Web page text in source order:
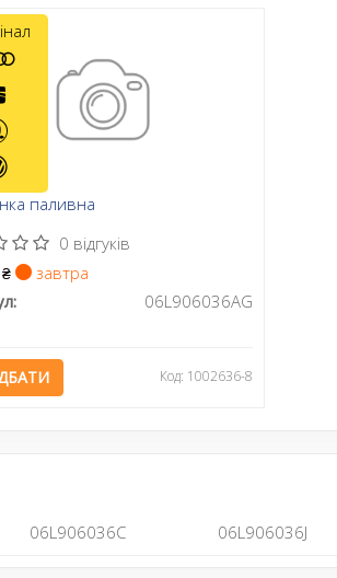
паливна
0 відгуків
₴
завтра
06L906036AG
Код: 1002636-8
06L906036C 06L906036J